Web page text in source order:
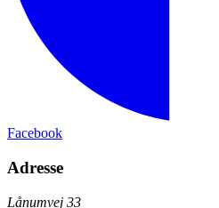
Facebook
Adresse
Lånumvej 33